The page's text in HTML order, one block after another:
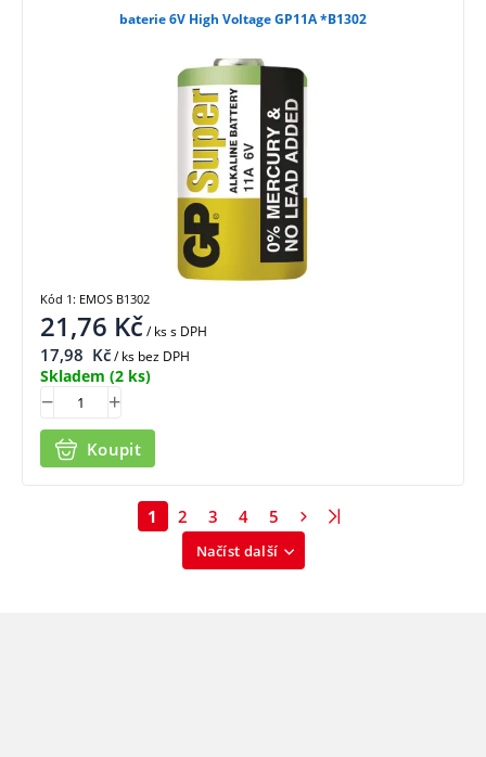
baterie 6V High Voltage GP11A *B1302
21,76 Kč/ kss DPH
17,98 Kč/ ks bez DPH
Skladem (2 ks)
Koupit
Kód 1: EMOS B1302
Načíst další
1 2 3 4 5